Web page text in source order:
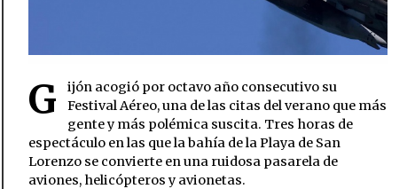
G
ijón acogió por octavo año consecutivo su
Festival Aéreo, una de las citas del verano que más
gente y más polémica suscita. Tres horas de
espectáculo en las que la bahía de la Playa de San
Lorenzo se convierte en una ruidosa pasarela de
aviones, helicópteros y avionetas.